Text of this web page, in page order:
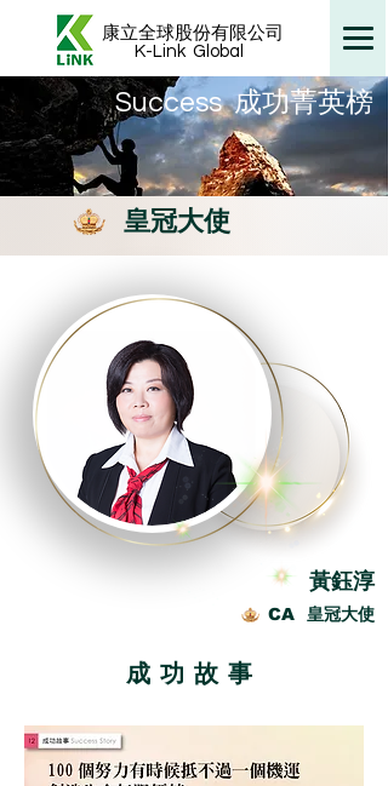
康立全球股份有限公司
K-Link Global
​Success 成功菁英榜
皇冠大使
黃鈺淳
CA 皇冠大使
成功故事